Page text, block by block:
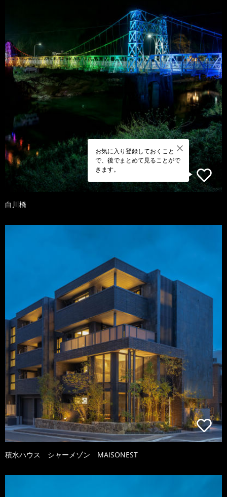
お気に入り登録しておくこと
で、後でまとめて見ることがで
きます。
白川橋
積水ハウス シャーメゾン MAISONEST